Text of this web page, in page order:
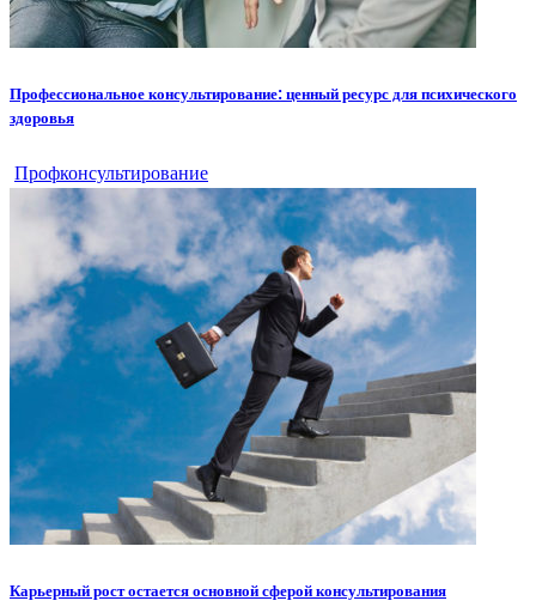
Профессиональное консультирование: ценный ресурс для психического
здоровья
Профконсультирование
Карьерный рост остается основной сферой консультирования